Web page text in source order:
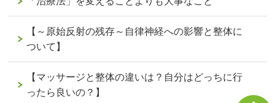
【～原始反射の残存～自律神経への影響と整体に
ついて】
【マッサージと整体の違いは？自分はどっちに行
ったら良いの？】